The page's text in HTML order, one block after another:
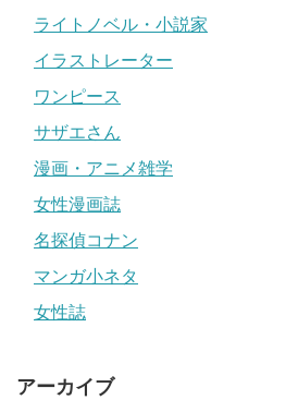
ライトノベル・小説家
イラストレーター
ワンピース
サザエさん
漫画・アニメ雑学
女性漫画誌
名探偵コナン
マンガ小ネタ
女性誌
アーカイブ